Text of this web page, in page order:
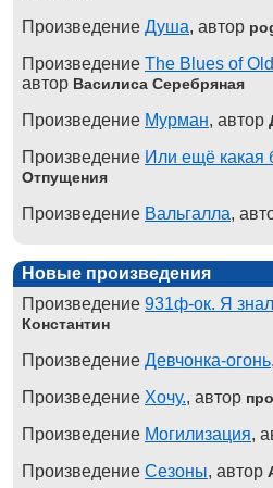
Произведение Душа, автор
Произведение The Blues of
автор Василиса Серебряная
Произведение Мурман, автор
Произведение Или ещё какая
Отпущения
Произведение Вальгалла,
Новые произведения
Произведение 931ф-ок. Я
Константин
Произведение Девчонка-огонь
Произведение Хочу., автор
Произведение Могилизация,
Произведение Сезоны, автор